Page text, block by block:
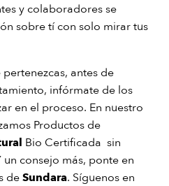
y colaboradores se
sobre tí con solo mirar tus
antes de
infórmate de los
en el proceso. En nuestro
Productos de
Bio Certificada sin
consejo más, ponte en
deSundara. Síguenos en